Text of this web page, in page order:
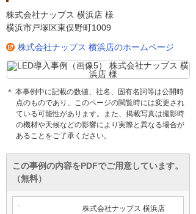
株式会社ナップス 横浜店 様
横浜市戸塚区東俣野町1009
株式会社ナップス 横浜店のホームページ
＊ 本事例中に記載の数値、社名、固有名詞等は公開時
点のものであり、このページの閲覧時には変更され
ている可能性があります。また、掲載写真は撮影時
の機材や天候などの影響により実際と異なる場合が
あることをご了承ください。
この事例の内容をPDFでご用意しています。
（無料）
株式会社ナップス 横浜店